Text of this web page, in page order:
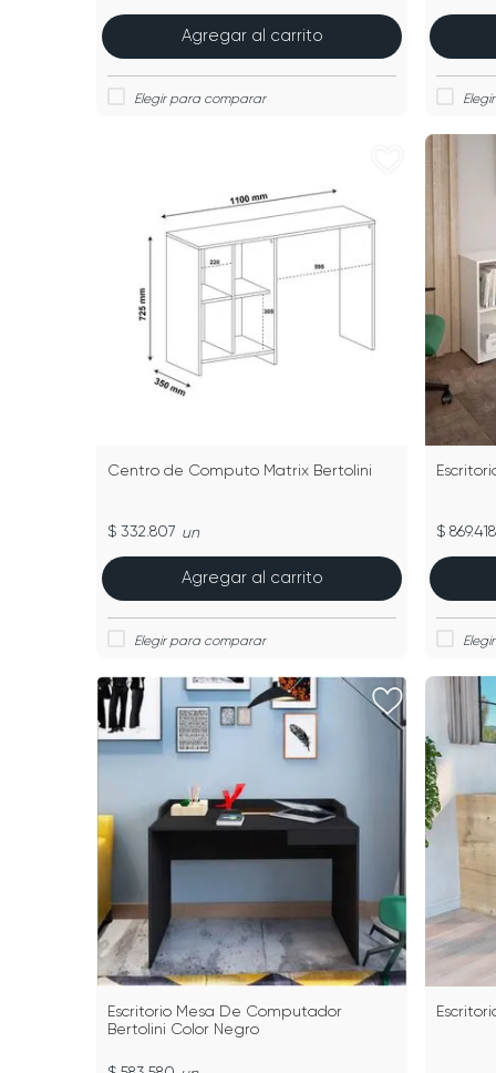
Agregar al carrito
Centro de Computo Matrix Bertolini
$ 332.807 un
Agregar al carrito
$ 869.418
Escritorio Mesa De Computador
Bertolini Color Negro